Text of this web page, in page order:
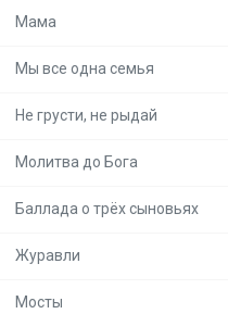
Мама
Мы все одна семья
Не грусти, не рыдай
Молитва до Бога
Баллада о трёх сыновьях
Журавли
Мосты